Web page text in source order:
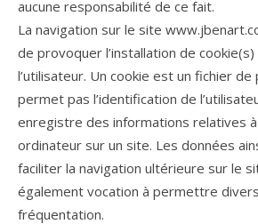
aucune responsabilité de ce fait.
La navigation sur le site
de provoquer l’installation de
l’utilisateur. Un cookie est un fichier
permet pas l’identification de
enregistre des informations relatives à
ordinateur sur un site. Les données
faciliter la navigation ultérieure sur le
également vocation à permettre
fréquentation.